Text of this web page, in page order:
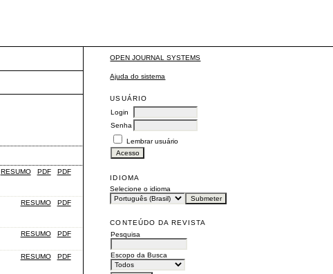
OPEN JOURNAL SYSTEMS
Ajuda do sistema
USUÁRIO
Login
Senha
Lembrar usuário
IDIOMA
Selecione o idioma
CONTEÚDO DA REVISTA
Pesquisa
Escopo da Busca
RESUMO PDF PDF
RESUMO PDF
RESUMO PDF
RESUMO PDF